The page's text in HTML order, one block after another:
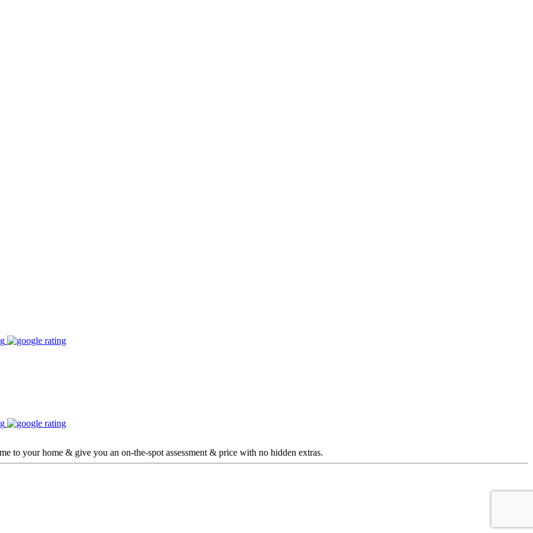
to your home & give you an on-the-spot assessment & price with no hidden extras.